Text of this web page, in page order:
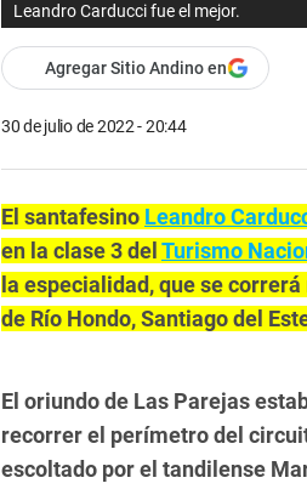
Leandro Carducci fue el mejor.
Agregar Sitio Andino en
30 de julio de 2022 - 20:44
El santafesino Leandro
en la clase 3 del Turismo
la especialidad, que se
de Río Hondo, Santiago del
El oriundo de Las Parejas
recorrer el perímetro del
escoltado por el tandilense